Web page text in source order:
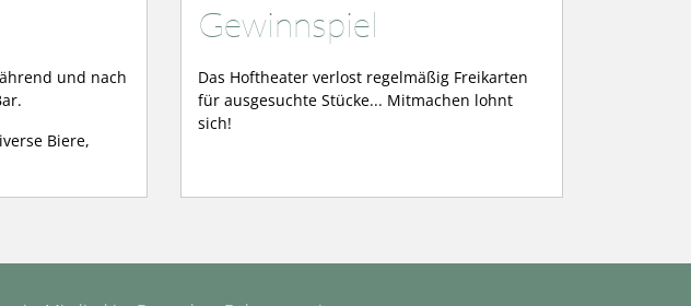
und nach
Biere,
Gewinnspiel
Das Hoftheater verlost regelmäßig Freikarten
für ausgesuchte Stücke... Mitmachen lohnt
sich!